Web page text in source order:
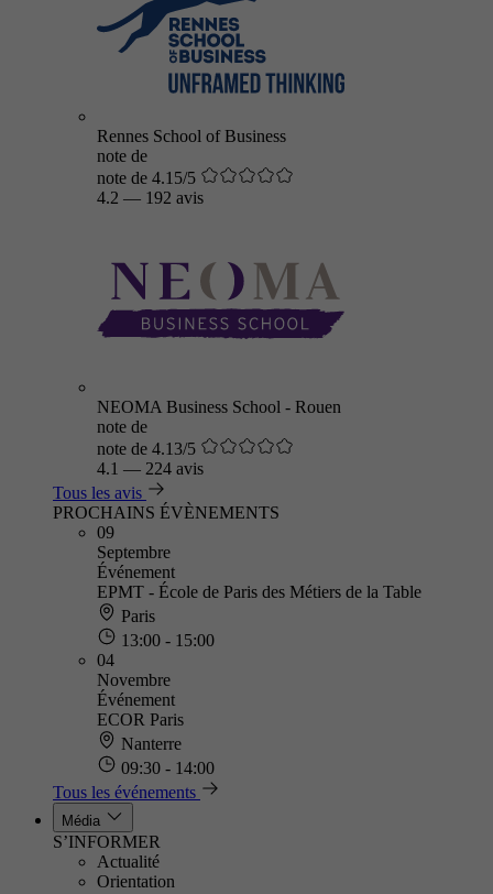
Rennes School of Business
note de
note de 4.15/5
4.2 — 192 avis
NEOMA Business School - Rouen
note de
note de 4.13/5
4.1 — 224 avis
Tous les avis
PROCHAINS ÉVÈNEMENTS
09
Septembre
Événement
EPMT - École de Paris des Métiers de la Table
Paris
13:00 - 15:00
04
Novembre
Événement
ECOR Paris
Nanterre
09:30 - 14:00
Tous les événements
Média
S’INFORMER
Actualité
Orientation